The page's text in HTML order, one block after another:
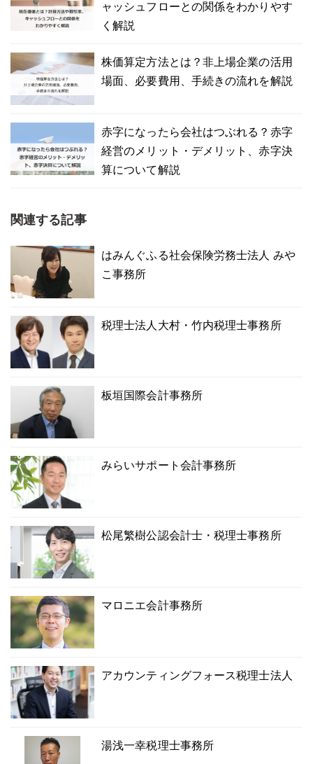
ャッシュフローとの関係をわかりやす
く解説
株価算定方法とは？非上場企業の活用
場面、必要費用、手続きの流れを解説
赤字になったら会社はつぶれる？赤字
経営のメリット・デメリット、赤字決
算について解説
関連する記事
はみんぐふる社会保険労務士法人 みや
こ事務所
税理士法人大村・竹内税理士事務所
板垣国際会計事務所
みらいサポート会計事務所
松尾繁樹公認会計士・税理士事務所
マロニエ会計事務所
アカウンティングフォース税理士法人
湯浅一幸税理士事務所